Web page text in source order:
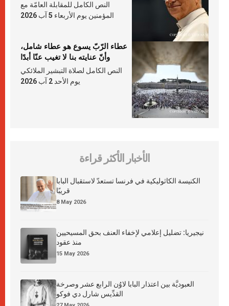
النص الكامل للمقابلة العامّة مع
المؤمنين يوم الأربعاء 5 آب 2026
عطاء الرّبّ يسوع هو عطاء شامل،
وأنّ عنايته بنا لا تغيب عنّا أبدًا
النص الكامل لصلاة التبشير الملائكي
يوم الأحد 2 آب 2026
الأخبار الأكثر قراءة
الكنيسة الكاثوليكية في فرنسا تستعدّ لاستقبال البابا
قريبًا
8 May 2026
نيجيريا: تضليل إعلامي لإخفاء العنف بحق المسيحيين
منذ عقود
15 May 2026
العبوديَّة بين اعتذار البابا لاوُن الرابع عشر وصرخة
القدِّيس شارل دي فوكو